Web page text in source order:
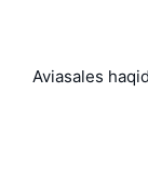
Aviasales